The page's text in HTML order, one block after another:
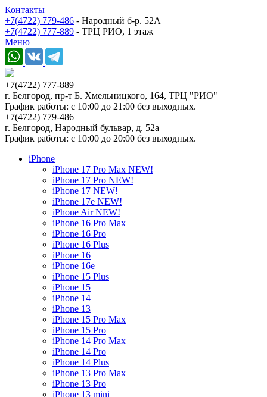
Контакты
+7(4722) 779-486 - Народный б-р. 52А
+7(4722) 777-889 - ТРЦ РИО, 1 этаж
Меню
+7(4722) 777-889
г. Белгород, пр-т Б. Хмельницкого, 164, ТРЦ "РИО"
График работы: с 10:00 до 21:00 без выходных.
+7(4722) 779-486
г. Белгород, Народный бульвар, д. 52а
График работы: с 10:00 до 20:00 без выходных.
iPhone
iPhone 17 Pro Max NEW!
iPhone 17 Pro NEW!
iPhone 17 NEW!
iPhone 17e NEW!
iPhone Air NEW!
iPhone 16 Pro Max
iPhone 16 Pro
iPhone 16 Plus
iPhone 16
iPhone 16e
iPhone 15 Plus
iPhone 15
iPhone 14
iPhone 13
iPhone 15 Pro Max
iPhone 15 Pro
iPhone 14 Pro Max
iPhone 14 Pro
iPhone 14 Plus
iPhone 13 Pro Max
iPhone 13 Pro
iPhone 13 mini